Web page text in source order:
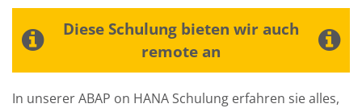
Diese Schulung bieten wir auch
remote an
In unserer ABAP on HANA Schulung erfahren sie alles,